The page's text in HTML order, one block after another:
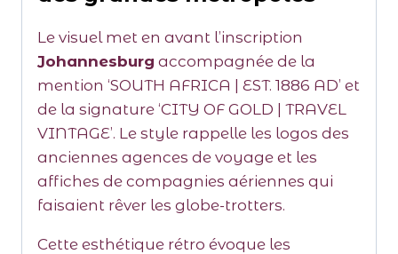
Le visuel met en avant l’inscription
Johannesburg accompagnée de la
mention ‘SOUTH AFRICA | EST. 1886 AD’ et
de la signature ‘CITY OF GOLD | TRAVEL
VINTAGE’. Le style rappelle les logos des
anciennes agences de voyage et les
affiches de compagnies aériennes qui
faisaient rêver les globe-trotters.
Cette esthétique rétro évoque les